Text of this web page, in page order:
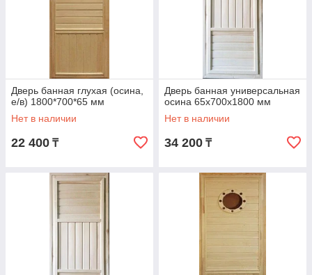
Дверь банная глухая (осина,
е/в) 1800*700*65 мм
Нет в наличии
22 400 ₸
Дверь банная универсальная
осина 65х700х1800 мм
Нет в наличии
34 200 ₸